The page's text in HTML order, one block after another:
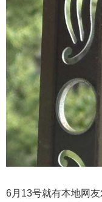
6月13号就有本地网